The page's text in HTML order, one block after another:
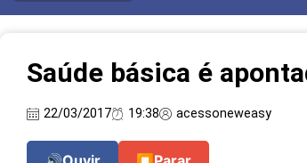
Saúde básica é
22/03/2017 19:38 acessoneweasy